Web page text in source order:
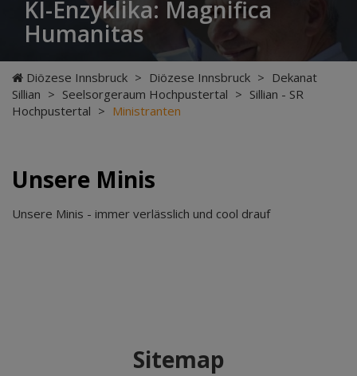
KI-Enzyklika: Magnifica
Humanitas
Diözese Innsbruck > Diözese Innsbruck > Dekanat
Sillian > Seelsorgeraum Hochpustertal > Sillian - SR
Hochpustertal > Ministranten
Unsere Minis
Unsere Minis - immer verlässlich und cool drauf
Sitemap